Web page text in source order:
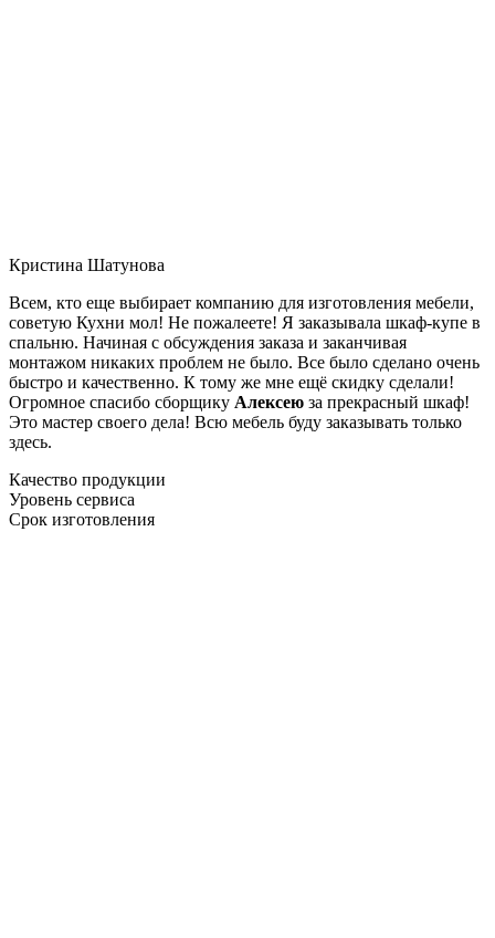
Кристина Шатунова
Всем, кто еще выбирает компанию для изготовления мебели,
советую Кухни мол! Не пожалеете! Я заказывала шкаф-купе в
спальню. Начиная с обсуждения заказа и заканчивая
монтажом никаких проблем не было. Все было сделано очень
быстро и качественно. К тому же мне ещё скидку сделали!
Огромное спасибо сборщику Алексею за прекрасный шкаф!
Это мастер своего дела! Всю мебель буду заказывать только
здесь.
Качество продукции
Уровень сервиса
Срок изготовления